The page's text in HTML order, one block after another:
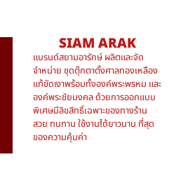
SIAM ARAK
แบรนด์สยามอารักษ์ ผลิตและจัด
จำหน่าย ชุดตุ๊กตาตั้งศาลทองเหลือง
แท้ขัดเงาพร้อมทั้งองค์พระพรหม และ
องค์พระชัยมงคล ด้วยการออกแบบ
พิเศษมีลิขสิทธิ์เฉพาะของทางร้าน
สวย ทนทาน ใช้งานได้ยาวนาน ที่สุด
ของความคุ้มค่า